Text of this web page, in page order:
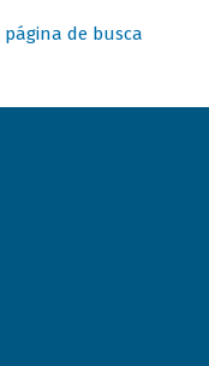
página de busca